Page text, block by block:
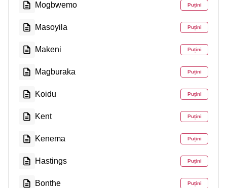
Mogbwemo Puțini
Masoyila Puțini
Makeni Puțini
Magburaka Puțini
Koidu Puțini
Kent Puțini
Kenema Puțini
Hastings Puțini
Bonthe Puțini